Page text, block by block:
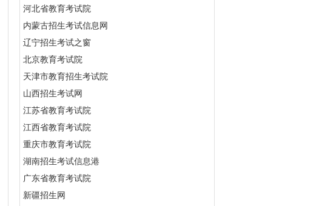
河北省教育考试院
内蒙古招生考试信息网
辽宁招生考试之窗
北京教育考试院
天津市教育招生考试院
山西招生考试网
江苏省教育考试院
江西省教育考试院
重庆市教育考试院
湖南招生考试信息港
广东省教育考试院
新疆招生网